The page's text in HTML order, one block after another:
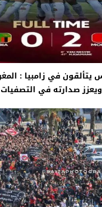
ويعزز صدارته في التصفيات